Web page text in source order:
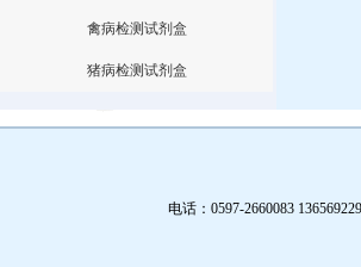
禽病检测试剂盒
猪病检测试剂盒
电话：0597-2660083